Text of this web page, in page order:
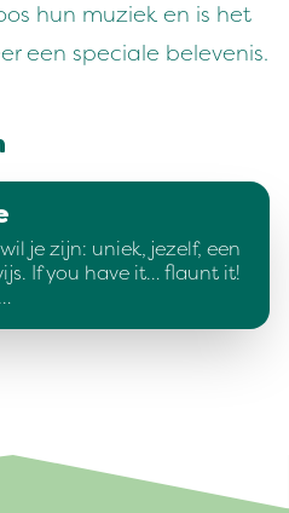
hun muziek en is het
een speciale belevenis.
je zijn: uniek, jezelf, een
If you have it… flaunt it!